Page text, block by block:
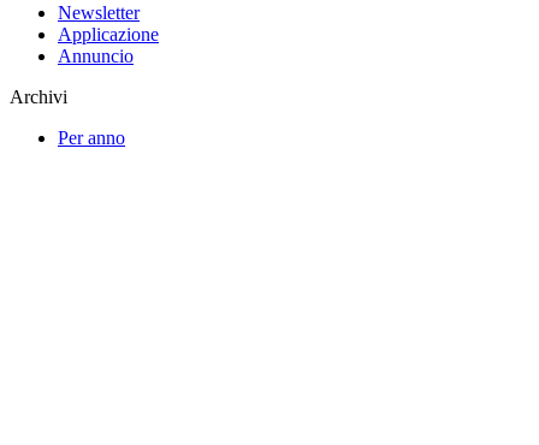
Newsletter
Applicazione
Annuncio
Archivi
Per anno